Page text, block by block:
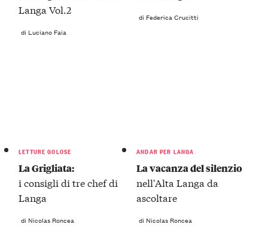
Langa Vol.2
di Luciano Faia
di Federica Crucitti
LETTURE GOLOSE
La Grigliata:
i consigli di tre chef di
Langa
di Nicolas Roncea
ANDAR PER LANGA
La vacanza del silenzio
nell'Alta Langa da
ascoltare
di Nicolas Roncea